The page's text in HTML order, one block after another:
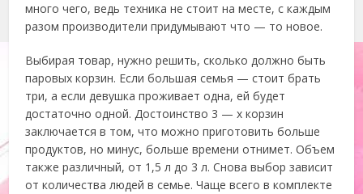
много чего, ведь техника не стоит на месте, с каждым
разом производители придумывают что — то новое.
Выбирая товар, нужно решить, сколько должно быть
паровых корзин. Если большая семья — стоит брать
три, а если девушка проживает одна, ей будет
достаточно одной. Достоинство 3 — х корзин
заключается в том, что можно приготовить больше
продуктов, но минус, больше времени отнимет. Объем
также различный, от 1,5 л до 3 л. Снова выбор зависит
от количества людей в семье. Чаще всего в комплекте